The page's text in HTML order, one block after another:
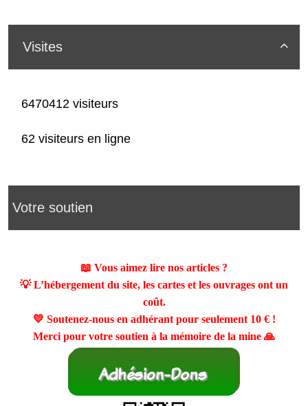

Visites
6470412 visiteurs
62 visiteurs en ligne
Votre soutien
📖 Vous aimez lire nos articles ?
💡 L’hébergement du site, les cartes et les ouvrages ont un
coût.
💛 Soutenez-nous en adhérant pour seulement 10 €!
Merci pour votre soutien à la mémoire de la mine 🙏